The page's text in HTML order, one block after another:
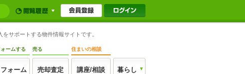
サポートする物件情報サイトです。
ォームする
フォーム
売る
売却査定
住まいの相談
講座/相談 暮らし